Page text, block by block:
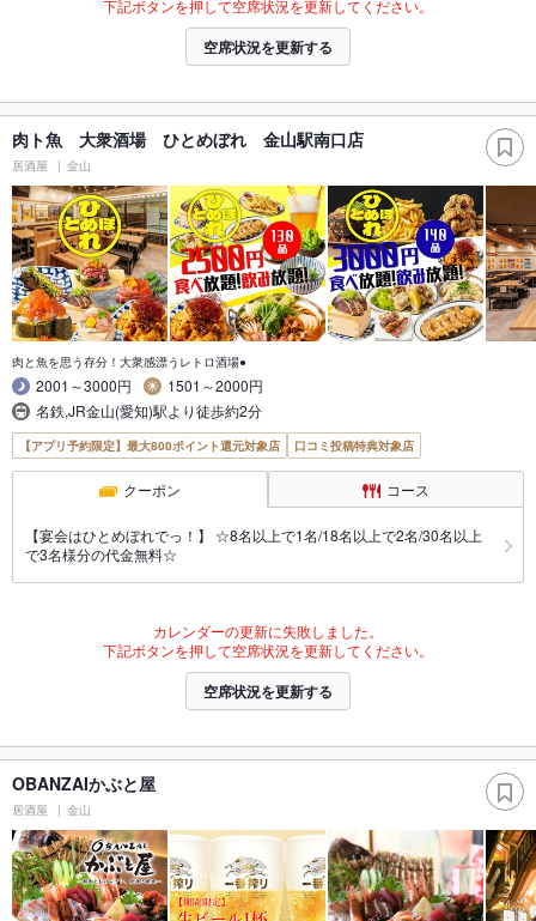
下記ボタンを押して空席状況を更新してください。
空席状況を更新する
肉ト魚 大衆酒場 ひとめぼれ 金山駅南口店
居酒屋 金山
肉と魚を思う存分！大衆感漂うレトロ酒場●
2001～3000円
1501～2000円
名鉄,JR金山(愛知)駅より徒歩約2分
【アプリ予約限定】最大800ポイント還元対象店 口コミ投稿特典対象店
クーポン コース
【宴会はひとめぼれでっ！】 ☆8名以上で1名/18名以上で2名/30名以上
で3名様分の代金無料☆
カレンダーの更新に失敗しました。
下記ボタンを押して空席状況を更新してください。
空席状況を更新する
OBANZAIかぶと屋
居酒屋 金山